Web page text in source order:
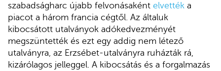
szabadságharc újabb felvonásaként elvették a
piacot a három francia cégtől. Az általuk
kibocsátott utalványok adókedvezményét
megszüntették és ezt egy addig nem létező
utalványra, az Erzsébet-utalványra ruházták rá,
kizárólagos jelleggel. A kibocsátás és a forgalmazás